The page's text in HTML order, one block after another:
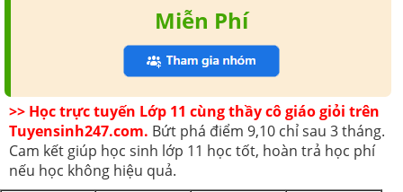
Miễn Phí
>> Học trực tuyến Lớp 11 cùng thầy cô giáo giỏi trên
Tuyensinh247.com. Bứt phá điểm 9,10 chỉ sau 3 tháng.
Cam kết giúp học sinh lớp 11 học tốt, hoàn trả học phí
nếu học không hiệu quả.